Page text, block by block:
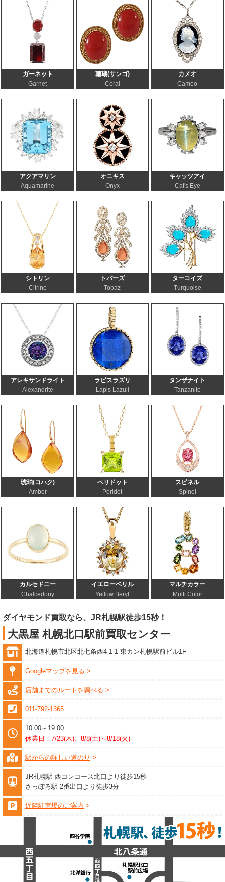
ガーネット
Garnet
珊瑚(サンゴ)
Coral
カメオ
Cameo
アクアマリン
Aquamarine
オニキス
Onyx
キャッツアイ
Cat's Eye
シトリン
Citrine
トパーズ
Topaz
ターコイズ
Turquoise
アレキサンドライト
Alexandrite
ラピスラズリ
Lapis Lazuli
タンザナイト
Tanzanite
琥珀(コハク)
Amber
ペリドット
Peridot
スピネル
Spinel
カルセドニー
Chalcedony
イエローベリル
Yellow Beryl
マルチカラー
Multi Color
ダイヤモンド買取なら、JR札幌駅徒歩15秒！
大黒屋 札幌北口駅前買取センター
北海道札幌市北区北七条西4-1-1 東カン札幌駅前ビル1F
Googleマップを見る
店舗までのルートを調べる
011-792-1365
10:00～19:00
休業日：7/23(木)、8/8(土)～8/18(火)
駅からの詳しい道のり
JR札幌駅 西コンコース北口より徒歩15秒
さっぽろ駅 2番出口より徒歩3分
近隣駐車場のご案内